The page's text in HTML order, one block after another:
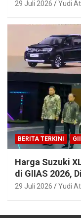
29 Juli 2026 Yudi
BERITA TERKINI
Harga Suzuki
di GIIAS 2026,
29 Juli 2026 Yudi